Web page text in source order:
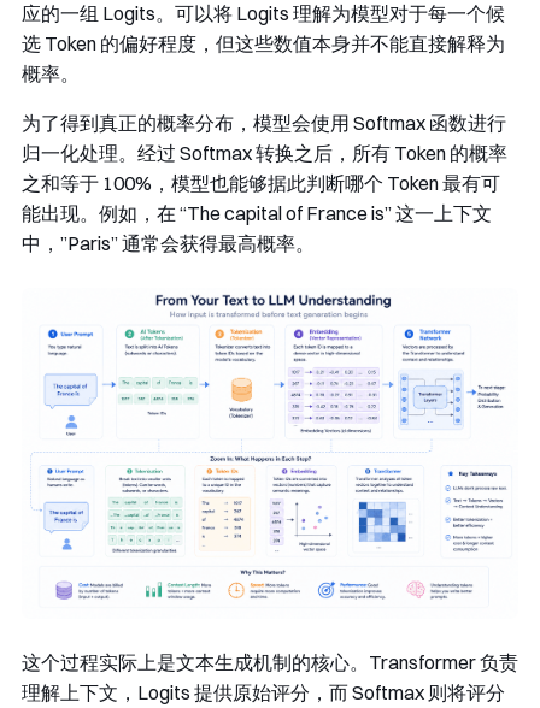
应的一组 Logits。可以将 Logits 理解为模型对于每一个候
选 Token 的偏好程度，但这些数值本身并不能直接解释为
概率。
为了得到真正的概率分布，模型会使用 Softmax 函数进行
归一化处理。经过 Softmax 转换之后，所有 Token 的概率
之和等于 100%，模型也能够据此判断哪个 Token 最有可
能出现。例如，在 “The capital of France is” 这一上下文
中，”Paris” 通常会获得最高概率。
这个过程实际上是文本生成机制的核心。Transformer 负责
理解上下文，Logits 提供原始评分，而 Softmax 则将评分